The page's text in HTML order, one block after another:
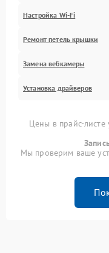
Настройка Wi-Fi
Ремонт петель крышки
Замена вебкамеры
Установка драйверов
Цены в прайс-листе
Мы проверим ваше